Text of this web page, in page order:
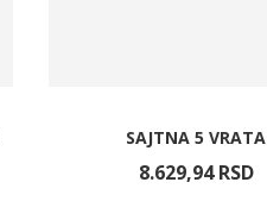
SAJTNA 5 VRATA
8.629,94 RSD